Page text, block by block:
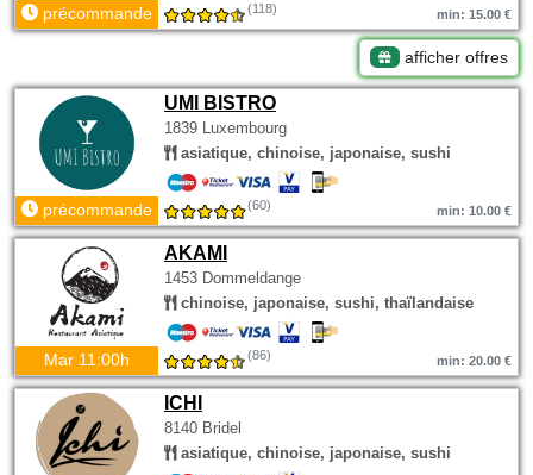
précommande (118) min: 15.00 €
afficher offres
UMI BISTRO
1839 Luxembourg
asiatique, chinoise, japonaise, sushi
précommande (60) min: 10.00 €
AKAMI
1453 Dommeldange
chinoise, japonaise, sushi, thaïlandaise
Mar 11:00h (86) min: 20.00 €
ICHI
8140 Bridel
asiatique, chinoise, japonaise, sushi